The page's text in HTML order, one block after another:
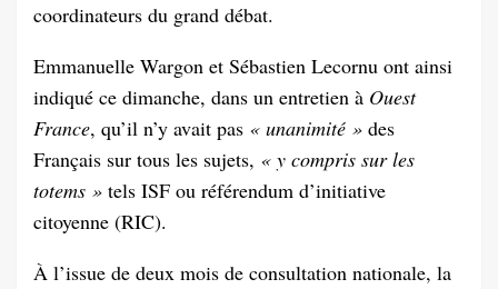
coordinateurs du grand débat.
Emmanuelle Wargon et Sébastien Lecornu ont ainsi
indiqué ce dimanche, dans un entretien à Ouest
France, qu’il n’y avait pas « unanimité » des
Français sur tous les sujets, « y compris sur les
totems » tels ISF ou référendum d’initiative
citoyenne (RIC).
À l’issue de deux mois de consultation nationale, la